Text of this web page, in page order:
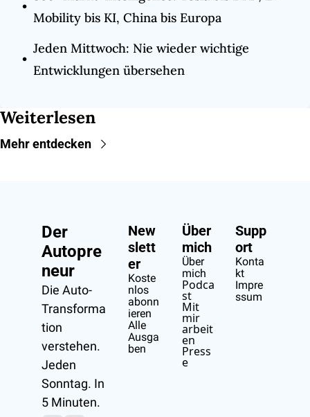
Mobility bis KI, China bis Europa
Jeden Mittwoch: Nie wieder wichtige
Entwicklungen übersehen
Weiterlesen
Mehr entdecken
Der
Autopre
neur
Die Auto-
Transforma
tion
verstehen.
Jeden
Sonntag. In
5 Minuten.
New
slett
er
Koste
nlos
abonn
ieren
Alle
Ausga
ben
Über
mich
Über
mich
Podca
st
Mit
mir
arbeit
en
Press
e
Supp
ort
Konta
kt
Impre
ssum